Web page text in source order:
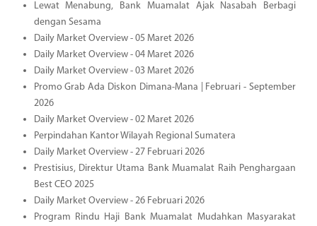
Lewat Menabung, Bank Muamalat Ajak Nasabah Berbagi
dengan Sesama
Daily Market Overview - 05 Maret 2026
Daily Market Overview - 04 Maret 2026
Daily Market Overview - 03 Maret 2026
Promo Grab Ada Diskon Dimana-Mana | Februari - September
2026
Daily Market Overview - 02 Maret 2026
Perpindahan Kantor Wilayah Regional Sumatera
Daily Market Overview - 27 Februari 2026
Prestisius, Direktur Utama Bank Muamalat Raih Penghargaan
Best CEO 2025
Daily Market Overview - 26 Februari 2026
Program Rindu Haji Bank Muamalat Mudahkan Masyarakat